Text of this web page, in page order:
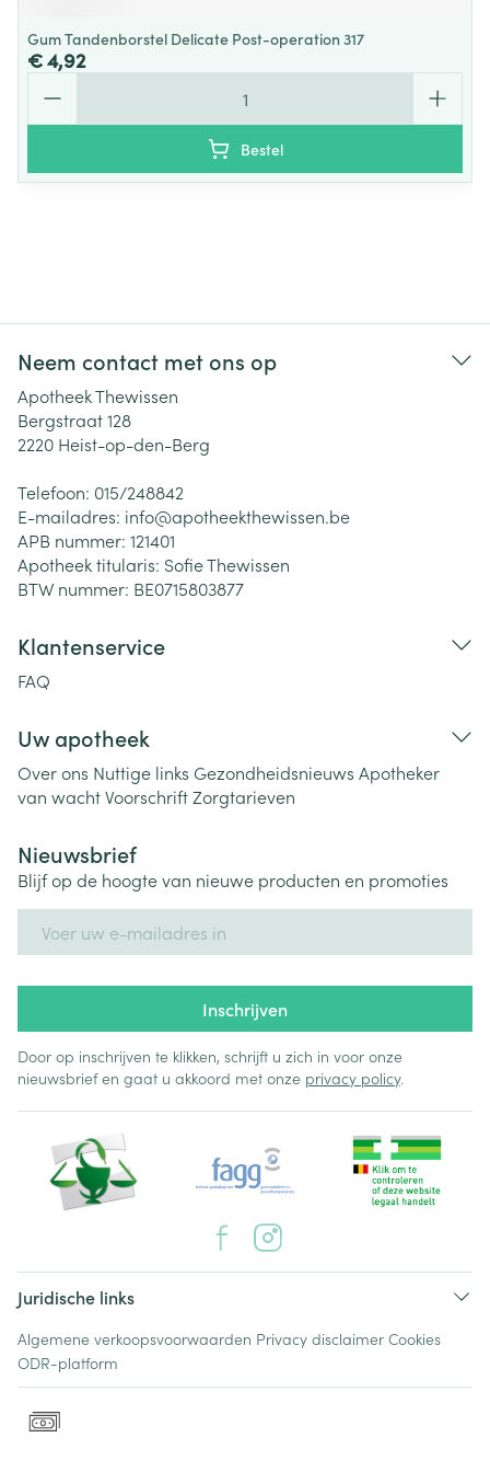
Gum Tandenborstel Delicate Post-operation 317
€ 4,92
Bestel
Neem contact met ons op
Apotheek Thewissen
Bergstraat 128
2220 Heist-op-den-Berg
Telefoon: 015/248842
E-mailadres: info@apotheekthewissen.be
APB nummer: 121401
Apotheek titularis: Sofie Thewissen
BTW nummer: BE0715803877
Klantenservice
FAQ
Uw apotheek
Over ons Nuttige links Gezondheidsnieuws Apotheker
van wachtVoorschriftZorgtarieven
Nieuwsbrief
Blijf op de hoogte van nieuwe producten en promoties
Inschrijven
Door op inschrijven te klikken, schrijft u zich in voor onze
nieuwsbrief en gaat u akkoord met onze privacy policy.
Juridische links
Algemene verkoopsvoorwaarden Privacy disclaimer Cookies
ODR-platform